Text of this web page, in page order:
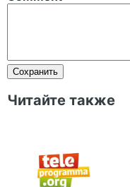
Читайте также